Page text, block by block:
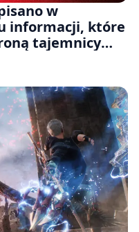
w
informacji, które
tajemnicy
odrzucenia